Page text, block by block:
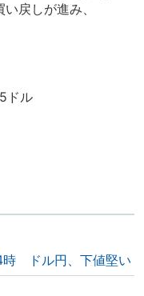
戻しが進み、
ドル
時 ドル円、下値堅い